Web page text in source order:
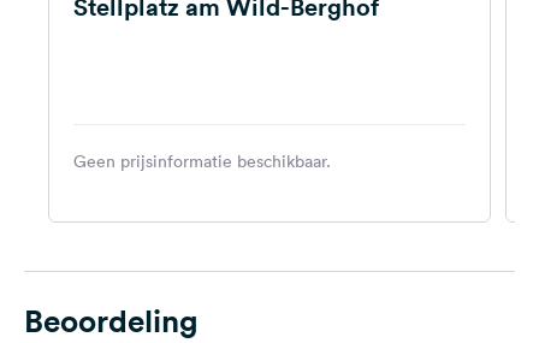
Stellplatz am Wild-Berghof
Geen prijsinformatie beschikbaar.
Beoordeling